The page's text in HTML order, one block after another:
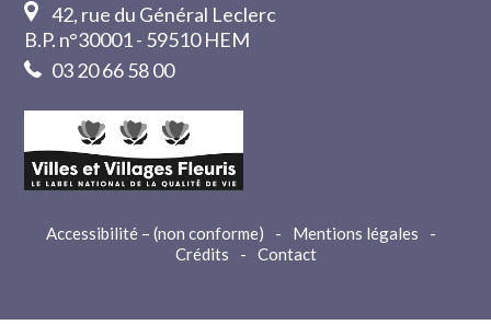
42, rue du Général Leclerc
B.P. n°30001 - 59510 HEM
03 20 66 58 00
Accessibilité – (non conforme) - Mentions légales
-
Crédits
- Contact